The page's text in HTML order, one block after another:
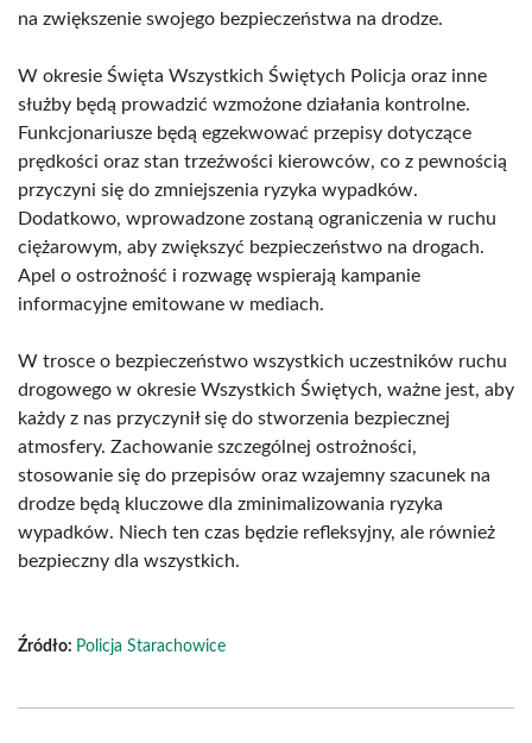
na zwiększenie swojego bezpieczeństwa na drodze.
W okresie Święta Wszystkich Świętych Policja oraz inne
służby będą prowadzić wzmożone działania kontrolne.
Funkcjonariusze będą egzekwować przepisy dotyczące
prędkości oraz stan trzeźwości kierowców, co z pewnością
przyczyni się do zmniejszenia ryzyka wypadków.
Dodatkowo, wprowadzone zostaną ograniczenia w ruchu
ciężarowym, aby zwiększyć bezpieczeństwo na drogach.
Apel o ostrożność i rozwagę wspierają kampanie
informacyjne emitowane w mediach.
W trosce o bezpieczeństwo wszystkich uczestników ruchu
drogowego w okresie Wszystkich Świętych, ważne jest, aby
każdy z nas przyczynił się do stworzenia bezpiecznej
atmosfery. Zachowanie szczególnej ostrożności,
stosowanie się do przepisów oraz wzajemny szacunek na
drodze będą kluczowe dla zminimalizowania ryzyka
wypadków. Niech ten czas będzie refleksyjny, ale również
bezpieczny dla wszystkich.
Źródło: Policja Starachowice